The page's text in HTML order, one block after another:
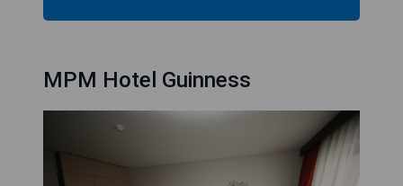
MPM Hotel Guinness